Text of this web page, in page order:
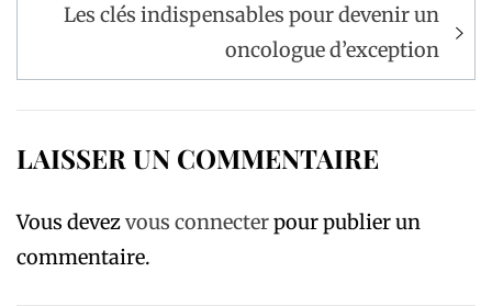
Les clés indispensables pour devenir un
oncologue d’exception
LAISSER UN COMMENTAIRE
Vous devezvous connecterpour publier un
commentaire.